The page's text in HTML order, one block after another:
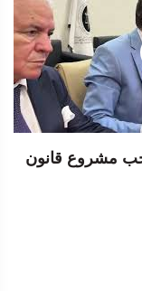
مشروع قانون